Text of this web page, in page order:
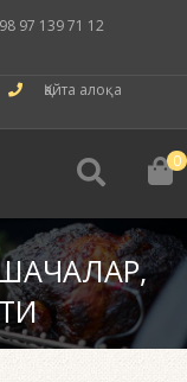
97 139 71 12
Қайта алоқа
0